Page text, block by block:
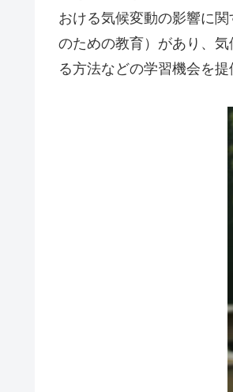
おける気候変動の影響に
のための教育）があり、
る方法などの学習機会を提